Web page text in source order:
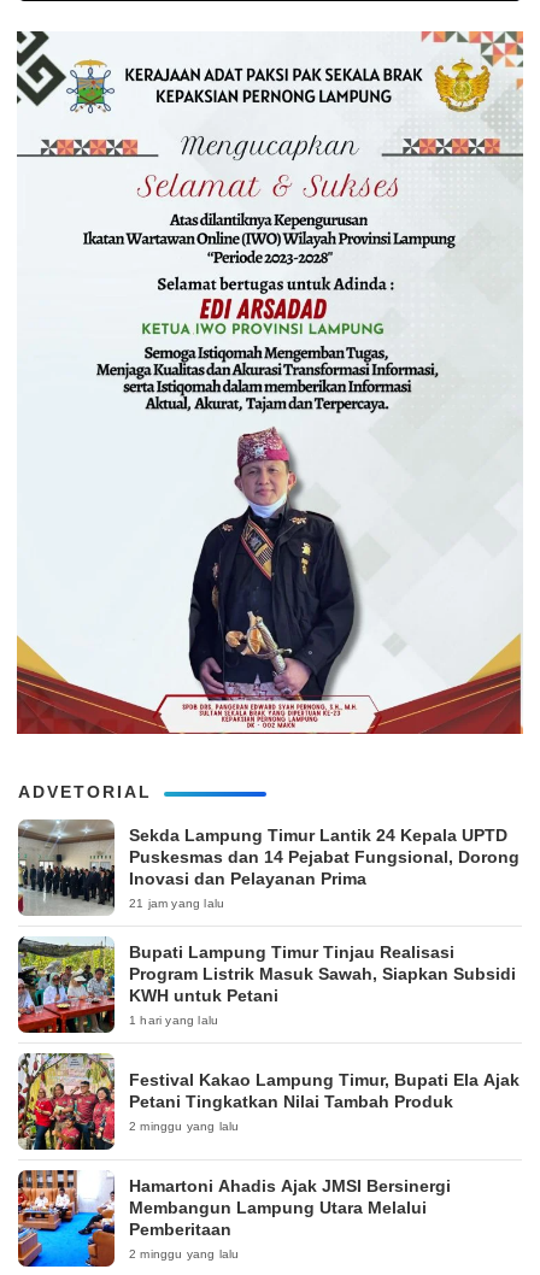
ADVETORIAL
‎Sekda Lampung Timur Lantik 24 Kepala UPTD
Puskesmas dan 14 Pejabat Fungsional, Dorong
Inovasi dan Pelayanan Prima
21 jam yang lalu
Bupati Lampung Timur Tinjau Realisasi
Program Listrik Masuk Sawah, Siapkan Subsidi
KWH untuk Petani
1 hari yang lalu
‎Festival Kakao Lampung Timur, Bupati Ela Ajak
Petani Tingkatkan Nilai Tambah Produk
2 minggu yang lalu
Hamartoni Ahadis Ajak JMSI Bersinergi
Membangun Lampung Utara Melalui
Pemberitaan
2 minggu yang lalu